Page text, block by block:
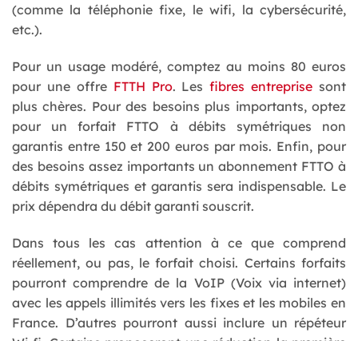
(comme la téléphonie fixe, le wifi, la cybersécurité,
etc.).
Pour un usage modéré, comptez au moins 80 euros
pour une offre FTTH Pro. Lesfibres entreprise sont
plus chères. Pour des besoins plus importants, optez
pour un forfait FTTO à débits symétriques non
garantis entre 150 et 200 euros par mois. Enfin, pour
des besoins assez importants un abonnement FTTO à
débits symétriques et garantis sera indispensable. Le
prix dépendra du débit garanti souscrit.
Dans tous les cas attention à ce que comprend
réellement, ou pas, le forfait choisi. Certains forfaits
pourront comprendre de la VoIP (Voix via internet)
avec les appels illimités vers les fixes et les mobiles en
France. D’autres pourront aussi inclure un répéteur